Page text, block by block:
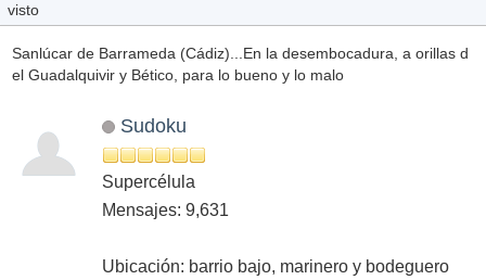
visto
Sanlúcar de Barrameda (Cádiz)...En la desembocadura, a orillas d
el Guadalquivir y Bético, para lo bueno y lo malo
Sudoku
Supercélula
Mensajes: 9,631
Ubicación: barrio bajo, marinero y bodeguero